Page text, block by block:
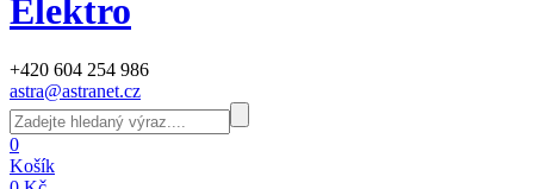
Elektro
+420 604 254 986
astra@astranet.cz
0
Košík